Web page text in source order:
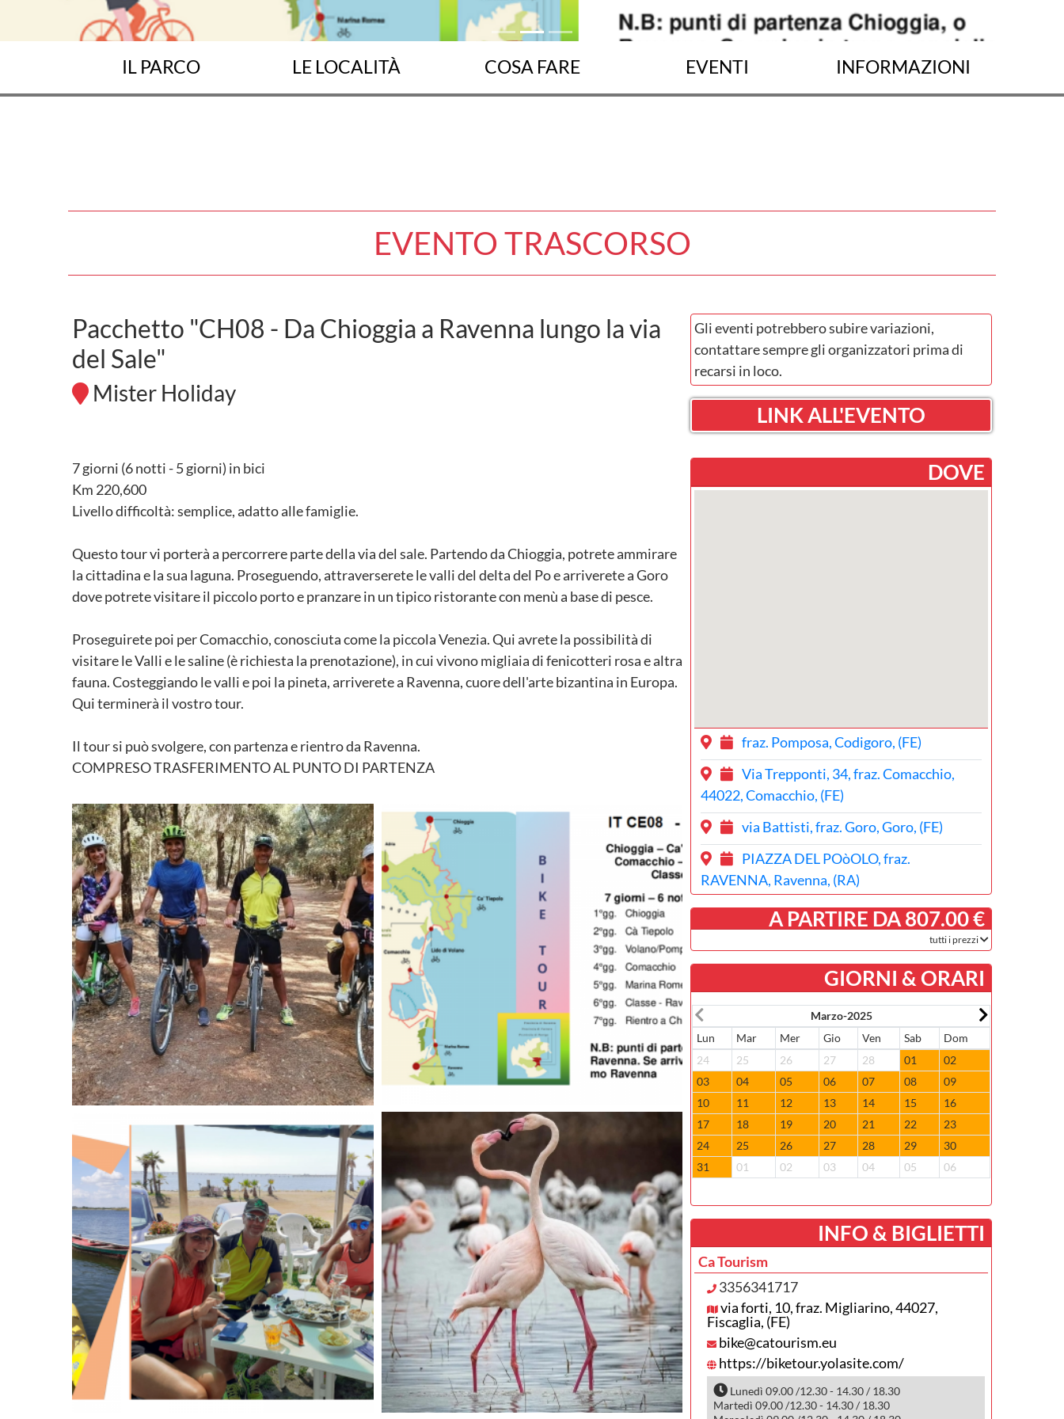
IL PARCO LE LOCALITÀ COSA FARE EVENTI INFORMAZIONI
EVENTO TRASCORSO
Pacchetto "CH08 - Da Chioggia a Ravenna lungo la via
del Sale"
Mister Holiday
Gli eventi potrebbero subire variazioni,
contattare sempre gli organizzatori prima di
recarsi in loco.
LINK ALL'EVENTO
7 giorni (6 notti - 5 giorni) in bici
Km 220,600
Livello difficoltà: semplice, adatto alle famiglie.
Questo tour vi porterà a percorrere parte della via del sale. Partendo da Chioggia, potrete ammirare
la cittadina e la sua laguna. Proseguendo, attraverserete le valli del delta del Po e arriverete a Goro
dove potrete visitare il piccolo porto e pranzare in un tipico ristorante con menù a base di pesce.
Proseguirete poi per Comacchio, conosciuta come la piccola Venezia. Qui avrete la possibilità di
visitare le Valli e le saline (è richiesta la prenotazione), in cui vivono migliaia di fenicotteri rosa e altra
fauna. Costeggiando le valli e poi la pineta, arriverete a Ravenna, cuore dell'arte bizantina in Europa.
Qui terminerà il vostro tour.
Il tour si può svolgere, con partenza e rientro da Ravenna.
COMPRESO TRASFERIMENTO AL PUNTO DI PARTENZA
DOVE
fraz. Pomposa, Codigoro, (FE)
Via Trepponti, 34, fraz. Comacchio,
44022, Comacchio, (FE)
via Battisti, fraz. Goro, Goro, (FE)
PIAZZA DEL POòOLO, fraz.
RAVENNA, Ravenna, (RA)
­ A PARTIRE DA 807.00 €
tutti i prezzi
GIORNI & ORARI
Marzo-2025
Lun
Mar Mer Gio Ven Sab
Dom
24
25 26 27 28 01
02
03
04 05 06 07 08
09
10
11 12 13 14 15
16
17
18 19 20 21 22
23
24
25 26 27 28 29
30
31
01 02 03 04 05 06
­INFO & BIGLIETTI
Ca Tourism
3356341717
via forti, 10, fraz. Migliarino, 44027,
Fiscaglia, (FE)
bike@catourism.eu
https://biketour.yolasite.com/
Lunedì 09.00 /12.30 - 14.30 / 18.30
Martedì 09.00 /12.30 - 14.30 / 18.30